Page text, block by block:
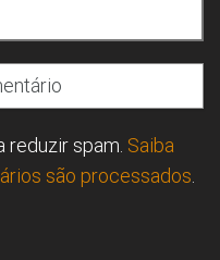
reduzir spam. Saiba
são processados